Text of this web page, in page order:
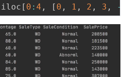
iloc [ 0 : 4 , [ 0 , 1 , 2 , 3 , -